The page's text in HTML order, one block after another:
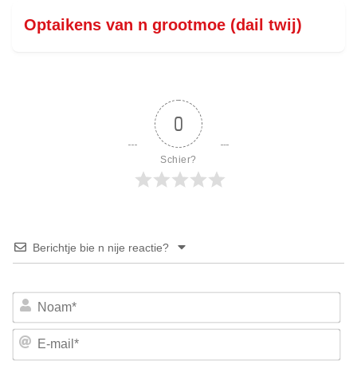
Optaikens van n grootmoe (dail twij)
0
Schier?
Berichtje bie n nije reactie?
E-